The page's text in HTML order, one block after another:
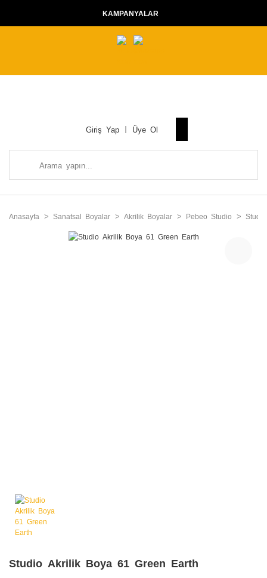
KAMPANYALAR
Giriş Yap Üye Ol
Anasayfa Sanatsal Boyalar Akrilik Boyalar Pebeo Studio
Studio Akrilik Boya 61 Green Earth